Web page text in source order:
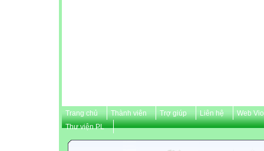
Trang chủ Thành viên Trợ giúp Liên hệ
Web
Thư viện PL